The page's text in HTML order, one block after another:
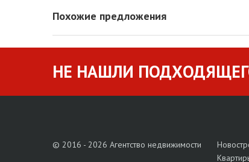
Похожие предложения
НЕ НАШЛИ
© 2016 - 2026 Агентство недвижимости